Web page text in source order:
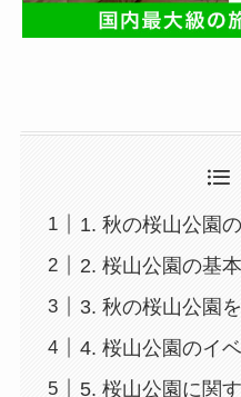
1. 秋の桜山公園
2. 桜山公園の基
3. 秋の桜山公園
4. 桜山公園のイ
5. 桜山公園に関